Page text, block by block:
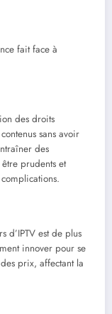
fait face à
des droits
sans avoir
des
prudents et
d’IPTV est de plus
innover pour se
prix, affectant la